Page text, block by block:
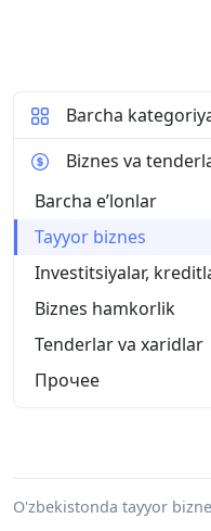
Barcha
Biznes va
Barcha eʼlonlar
Tayyor biznes
Investitsiyalar,
Biznes hamkorlik
Tenderlar va xaridlar
Прочее
O'zbekistonda tayyor